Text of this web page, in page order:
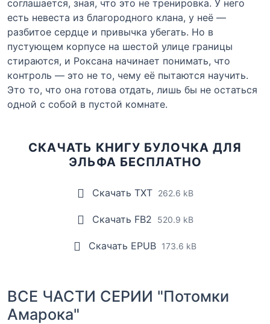
соглашается, зная, что это не тренировка. У него
есть невеста из благородного клана, у неё —
разбитое сердце и привычка убегать. Но в
пустующем корпусе на шестой улице границы
стираются, и Роксана начинает понимать, что
контроль — это не то, чему её пытаются научить.
Это то, что она готова отдать, лишь бы не остаться
одной с собой в пустой комнате.
СКАЧАТЬ КНИГУ БУЛОЧКА ДЛЯ
ЭЛЬФА БЕСПЛАТНО
Скачать TXT 262.6 kB
Скачать FB2 520.9 kB
Скачать EPUB 173.6 kB
ВСЕ ЧАСТИ СЕРИИ "Потомки
Амарока"